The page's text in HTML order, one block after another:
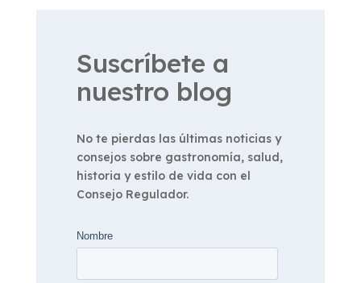
Suscríbete a
nuestro blog
No te pierdas las últimas noticias y
consejos sobre gastronomía, salud,
historia y estilo de vida con el
Consejo Regulador.